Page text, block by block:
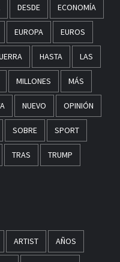
DESDE ECONOMÍA
EUROPA EUROS
HASTA LAS
MILLONES MÁS
NUEVO OPINIÓN
SOBRE SPORT
TRAS TRUMP
ARTIST AÑOS